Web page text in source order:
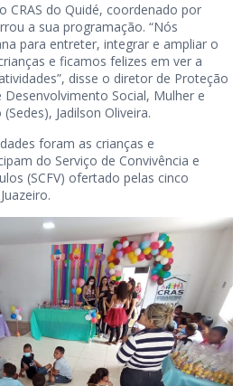
CRAS do Quidé, coordenado por
a sua programação. “Nós
para entreter, integrar e ampliar o
e ficamos felizes em ver a
disse o diretor de Proteção
Desenvolvimento Social, Mulher e
Jadilson Oliveira.
foram as crianças e
do Serviço de Convivência e
(SCFV) ofertado pelas cinco